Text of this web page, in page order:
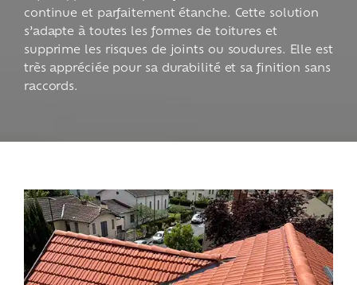
continue et parfaitement étanche. Cette solution
s’adapte à toutes les formes de toitures et
supprime les risques de joints ou soudures. Elle est
très appréciée pour sa durabilité et sa finition sans
raccords.